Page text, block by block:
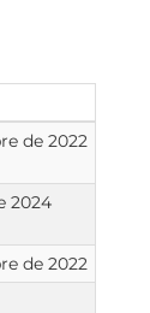
de 2022
2024
de 2022